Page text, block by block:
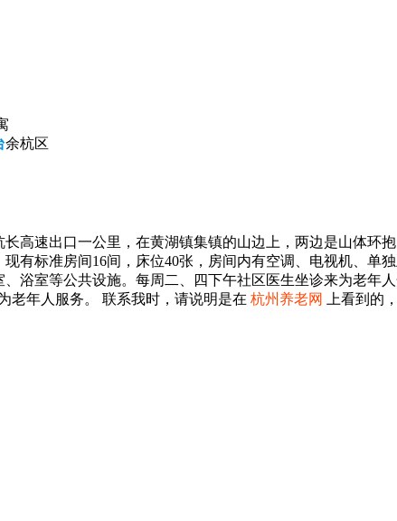
余杭区
高速出口一公里，在黄湖镇集镇的山边上，两边是山体环
有标准房间16间，床位40张，房间内有空调、电视机、
浴室等公共设施。每周二、四下午社区医生坐诊来为老年
老年人服务。 联系我时，请说明是在 杭州养老网 上看到的，